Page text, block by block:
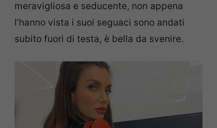
meravigliosa e seducente, non appena
l’hanno vista i suoi seguaci sono andati
subito fuori di testa, è bella da svenire.